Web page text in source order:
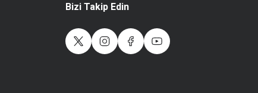
Bizi Takip Edin